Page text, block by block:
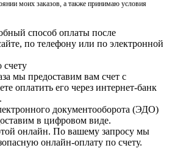
моих заказов, а также принимаю условия
способ оплаты после
по телефону или по электронной
счету
мы предоставим вам счет с
оплатить его через интернет-банк
документооборота (ЭДО)
в цифровом виде.
онлайн. По вашему запросу мы
онлайн-оплату по счету.